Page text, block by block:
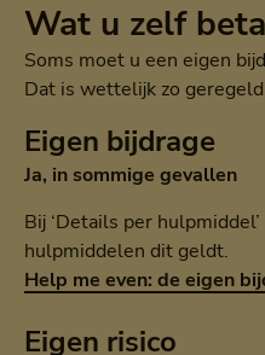
Wat u zelf
Soms moet u een eigen
Dat is wettelijk zo
Eigen bijdrage
Ja, in sommige gevallen
Bij ‘Details per
hulpmiddelen dit geldt.
Help me even: de eigen
Eigen risico